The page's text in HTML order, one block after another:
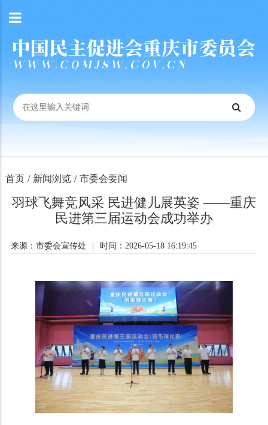
首页 / 新闻浏览 / 市委会要闻
羽球飞舞竞风采 民进健儿展英姿 ——重庆
民进第三届运动会成功举办
来源：市委会宣传处 时间：2026-05-18 16:19:45